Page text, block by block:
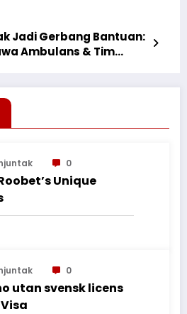
Jadi Gerbang Bantuan:
Ambulans & Tim
0
Unique
0
utan svensk licens